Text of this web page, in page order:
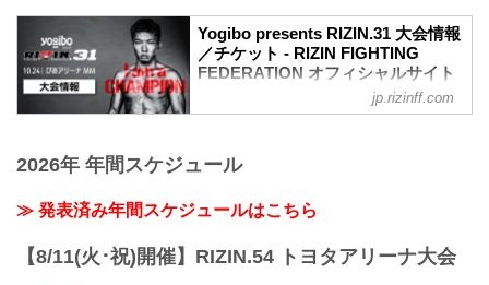
名称
+WEED presents RIZIN LANDMARK
vol.1
2021年10月2日（土）18:30開場 / 19:00開
会場について
※ご招待のお客様
レスへ、9月27日にお送りしております。
「『RIZIN LANDMARK vol.1』来場者情
Yogibo presents RIZIN.31 大会情報
／チケット - RIZIN FIGHTING
FEDERATION オフィシャルサイト
日時
定）/ 14:00開始（予定）
RIZIN FFオフィシャルサイトにてご案内
します。
jp.rizinff.com
2026年 年間スケジュール
≫ 発表済み年間スケジュールはこちら
【8/11(火･祝)開催】RIZIN.54 トヨタアリーナ大会